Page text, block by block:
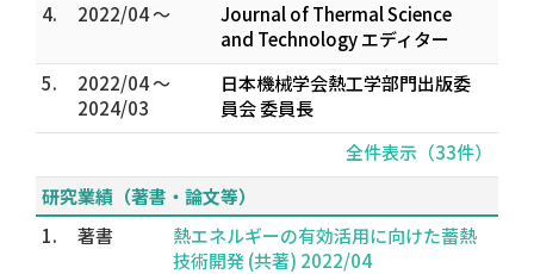
4.
2022/04 ～
Journal of Thermal Science
and Technology エディター
5.
2022/04 ～
2024/03
日本機械学会熱工学部門出版委
員会 委員長
全件表示（33件）
研究業績（著書・論文等）
1.
著書
熱エネルギーの有効活用に向けた蓄熱
技術開発 (共著) 2022/04